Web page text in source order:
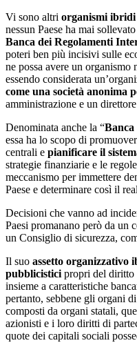
Vi sono altri organismi ibridi
nessun Paese ha mai
Banca dei Regolamenti
poteri ben più incisivi sulle
ne possa avere un
essendo considerata
come una società anonima
amministrazione e un
Denominata anche la “
essa ha lo scopo di
centrali e pianificare il
strategie finanziarie e le
meccanismo per immettere
Paese e determinare così il
Decisioni che vanno ad
Paesi promanano però da un
un Consiglio di sicurezza,
Il suo assetto organizzativo
pubblicistici propri del diritto
insieme a caratteristiche
pertanto, sebbene gli organi
composti da organi statali,
azionisti e i loro diritti di
quote dei capitali sociali